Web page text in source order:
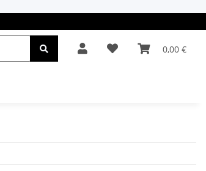
0,00 €
Autopflege Oldtimerteile